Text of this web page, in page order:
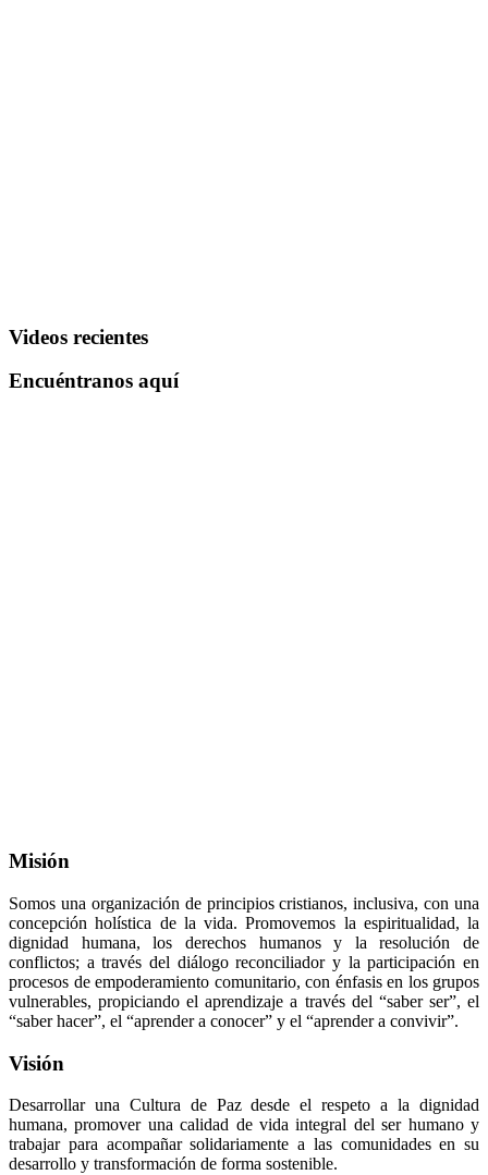
Videos recientes
Encuéntranos aquí
Misión
Somos una organización de principios cristianos, inclusiva, con una
concepción holística de la vida. Promovemos la espiritualidad, la
dignidad humana, los derechos humanos y la resolución de
conflictos; a través del diálogo reconciliador y la participación en
procesos de empoderamiento comunitario, con énfasis en los grupos
vulnerables, propiciando el aprendizaje a través del “saber ser”, el
“saber hacer”, el “aprender a conocer” y el “aprender a convivir”.
Visión
Desarrollar una Cultura de Paz desde el respeto a la dignidad
humana, promover una calidad de vida integral del ser humano y
trabajar para acompañar solidariamente a las comunidades en su
desarrollo y transformación de forma sostenible.